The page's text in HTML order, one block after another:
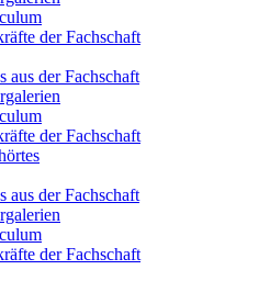
der Fachschaft
aus der Fachschaft
der Fachschaft
aus der Fachschaft
der Fachschaft